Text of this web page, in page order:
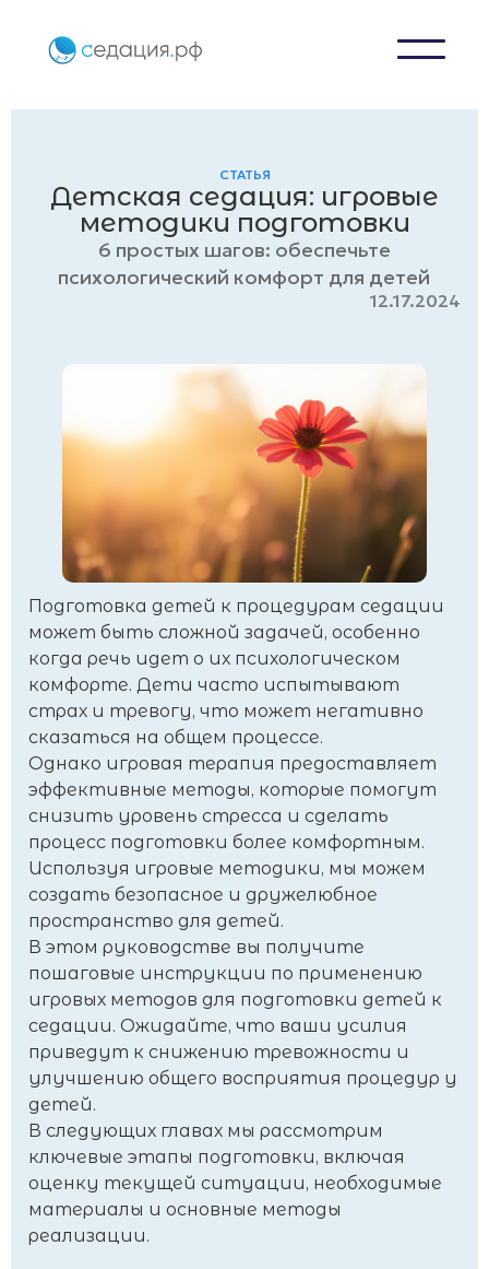
СТАТЬЯ
Детская седация: игровые
методики подготовки
6 простых шагов: обеспечьте
психологический комфорт для детей
12.17.2024
Подготовка детей к процедурам седации
может быть сложной задачей, особенно
когда речь идет о их психологическом
комфорте. Дети часто испытывают
страх и тревогу, что может негативно
сказаться на общем процессе.
Однако игровая терапия предоставляет
эффективные методы, которые помогут
снизить уровень стресса и сделать
процесс подготовки более комфортным.
Используя игровые методики, мы можем
создать безопасное и дружелюбное
пространство для детей.
В этом руководстве вы получите
пошаговые инструкции по применению
игровых методов для подготовки детей к
седации. Ожидайте, что ваши усилия
приведут к снижению тревожности и
улучшению общего восприятия процедур у
детей.
В следующих главах мы рассмотрим
ключевые этапы подготовки, включая
оценку текущей ситуации, необходимые
материалы и основные методы
реализации.